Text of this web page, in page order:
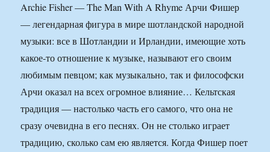
Archie Fisher — The Man With A Rhyme Арчи Фишер
— легендарная фигура в мире шотландской народной
музыки: все в Шотландии и Ирландии, имеющие хоть
какое-то отношение к музыке, называют его своим
любимым певцом; как музыкально, так и философски
Арчи оказал на всех огромное влияние… Кельтская
традиция — настолько часть его самого, что она не
сразу очевидна в его песнях. Он не столько играет
традицию, сколько сам ею является. Когда Фишер поет